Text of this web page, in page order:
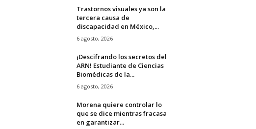
Trastornos visuales ya son la
tercera causa de
discapacidad en México,...
6 agosto, 2026
¡Descifrando los secretos del
ARN! Estudiante de Ciencias
Biomédicas de la...
6 agosto, 2026
Morena quiere controlar lo
que se dice mientras fracasa
en garantizar...